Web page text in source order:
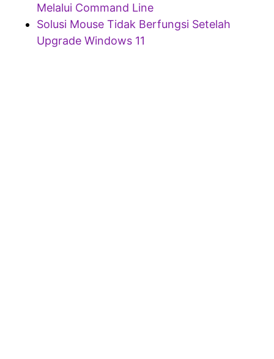
Melalui Command Line
Solusi Mouse Tidak Berfungsi Setelah
Upgrade Windows 11